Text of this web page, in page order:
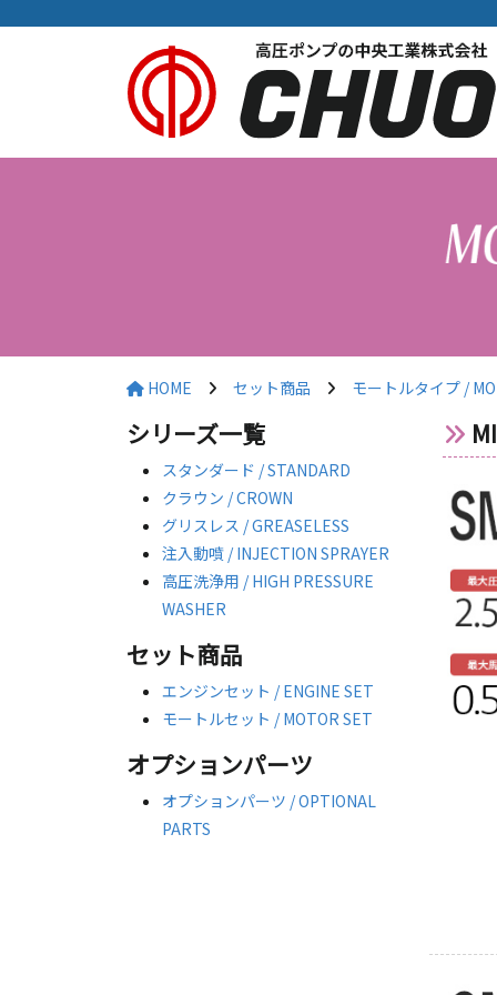
HOME セット商品 モートルタイプ /
シリーズ一覧
スタンダード / STANDARD
クラウン / CROWN
グリスレス / GREASELESS
注入動噴 / INJECTION SPRAYER
高圧洗浄用 / HIGH PRESSURE
WASHER
セット商品
エンジンセット / ENGINE SET
モートルセット / MOTOR SET
オプションパーツ
オプションパーツ / OPTIONAL
PARTS